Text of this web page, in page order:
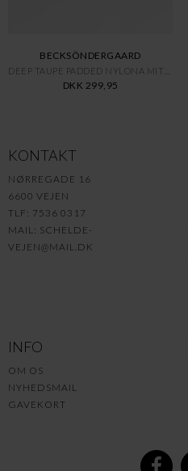
BECKSÖNDERGAARD
DKK 299,95
KONTAKT
NØRREGADE 16
6600 VEJEN
TLF: 7536 0317
MAIL: SCHELDE-
VEJEN@MAIL.DK
INFO
OM OS
NYHEDSMAIL
GAVEKORT